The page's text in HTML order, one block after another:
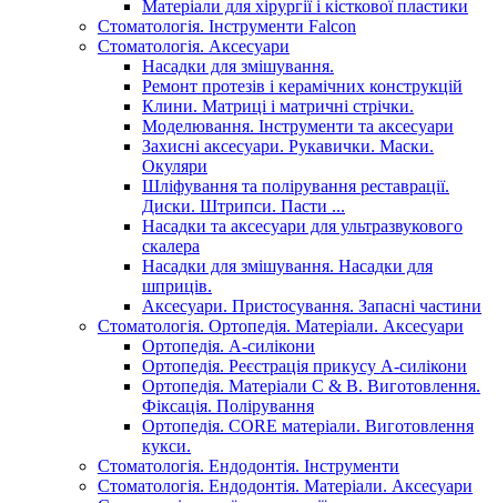
Матеріали для хірургії і кісткової пластики
Стоматологія. Інструменти Falcon
Стоматологія. Аксесуари
Насадки для змішування.
Ремонт протезів і керамічних конструкцій
Клини. Матриці і матричні стрічки.
Моделювання. Інструменти та аксесуари
Захисні аксесуари. Рукавички. Маски.
Окуляри
Шліфування та полірування реставрації.
Диски. Штрипси. Пасти ...
Насадки та аксесуари для ультразвукового
скалера
Насадки для змішування. Насадки для
шприців.
Аксесуари. Пристосування. Запасні частини
Стоматологія. Ортопедія. Матеріали. Аксесуари
Ортопедія. А-силікони
Ортопедія. Реєстрація прикусу А-силікони
Ортопедія. Матеріали C & B. Виготовлення.
Фіксація. Полірування
Ортопедія. CORE матеріали. Виготовлення
кукси.
Стоматологія. Ендодонтія. Інструменти
Стоматологія. Ендодонтія. Матеріали. Аксесуари